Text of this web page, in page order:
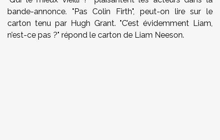
bande-annonce. "Pas Colin Firth", peut-on lire sur le
carton tenu par Hugh Grant. "C’est évidemment Liam,
n’est-ce pas ?" répond le carton de Liam Neeson.